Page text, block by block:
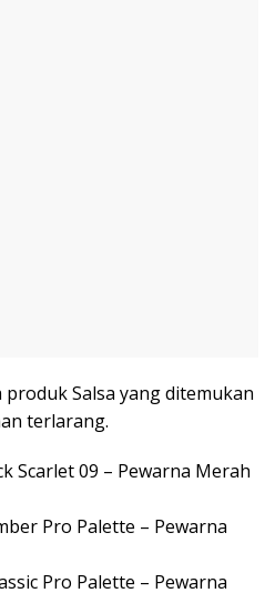
Salsa yang ditemukan
terlarang.
Scarlet 09 – Pewarna Merah
Pro Palette – Pewarna
Pro Palette – Pewarna